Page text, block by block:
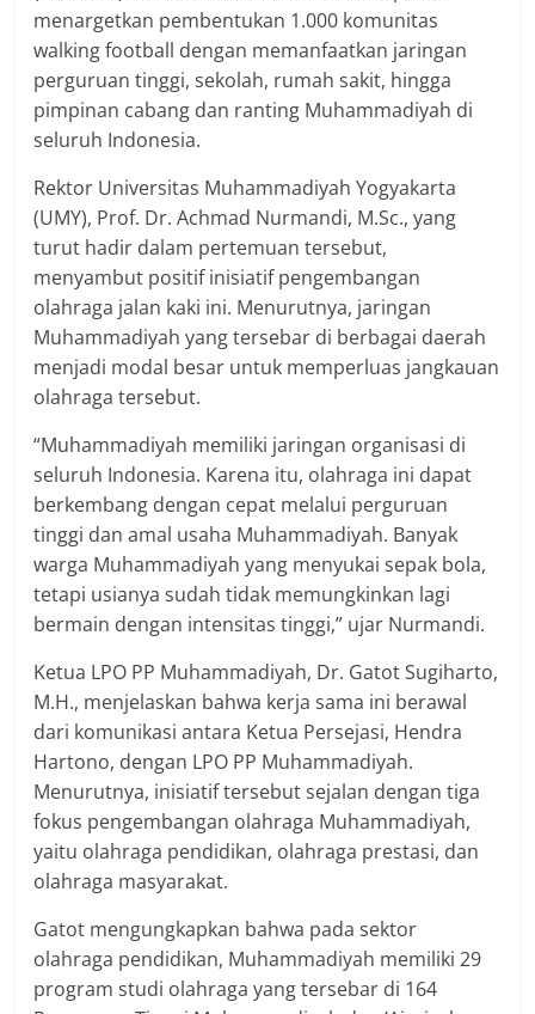
menargetkan pembentukan 1.000 komunitas
walking football dengan memanfaatkan jaringan
perguruan tinggi, sekolah, rumah sakit, hingga
pimpinan cabang dan ranting Muhammadiyah di
seluruh Indonesia.
Rektor Universitas Muhammadiyah Yogyakarta
(UMY), Prof. Dr. Achmad Nurmandi, M.Sc., yang
turut hadir dalam pertemuan tersebut,
menyambut positif inisiatif pengembangan
olahraga jalan kaki ini. Menurutnya, jaringan
Muhammadiyah yang tersebar di berbagai daerah
menjadi modal besar untuk memperluas jangkauan
olahraga tersebut.
“Muhammadiyah memiliki jaringan organisasi di
seluruh Indonesia. Karena itu, olahraga ini dapat
berkembang dengan cepat melalui perguruan
tinggi dan amal usaha Muhammadiyah. Banyak
warga Muhammadiyah yang menyukai sepak bola,
tetapi usianya sudah tidak memungkinkan lagi
bermain dengan intensitas tinggi,” ujar Nurmandi.
Ketua LPO PP Muhammadiyah, Dr. Gatot Sugiharto,
M.H., menjelaskan bahwa kerja sama ini berawal
dari komunikasi antara Ketua Persejasi, Hendra
Hartono, dengan LPO PP Muhammadiyah.
Menurutnya, inisiatif tersebut sejalan dengan tiga
fokus pengembangan olahraga Muhammadiyah,
yaitu olahraga pendidikan, olahraga prestasi, dan
olahraga masyarakat.
Gatot mengungkapkan bahwa pada sektor
olahraga pendidikan, Muhammadiyah memiliki 29
program studi olahraga yang tersebar di 164